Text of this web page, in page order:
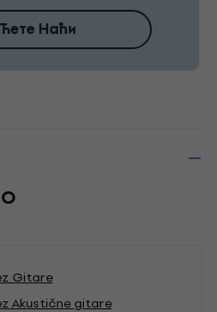
Наћи
Gitare
Akustične gitare